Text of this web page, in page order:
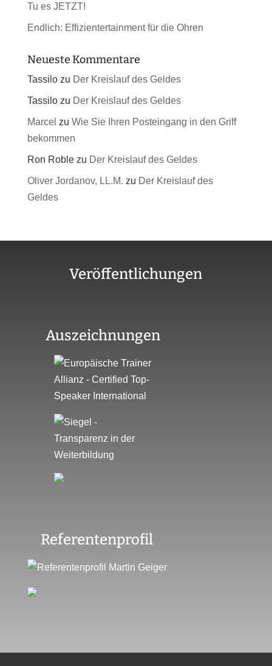
Tu es JETZT!
Endlich: Effizientertainment für die Ohren
Neueste Kommentare
Tassilozu Der Kreislauf des Geldes
Tassilozu Der Kreislauf des Geldes
Marcel zu Wie Sie Ihren Posteingang in den Griff
bekommen
Ron Roblezu Der Kreislauf des Geldes
Oliver Jordanov, LL.M. zu Der Kreislauf des
Geldes
Veröffentlichungen
Auszeichnungen
Referentenprofil